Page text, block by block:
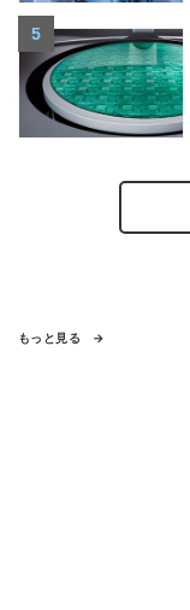
もっと見る